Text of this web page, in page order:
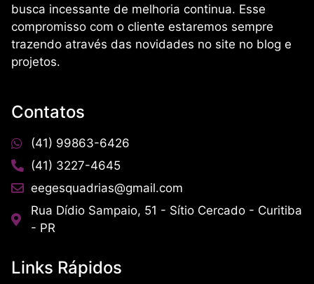
busca incessante de melhoria continua. Esse
compromisso com o cliente estaremos sempre
trazendo através das novidades no site no blog e
projetos.
Contatos
(41) 99863-6426
(41) 3227-4645
eegesquadrias@gmail.com
Rua Dídio Sampaio, 51 - Sítio Cercado - Curitiba
- PR
Links Rápidos